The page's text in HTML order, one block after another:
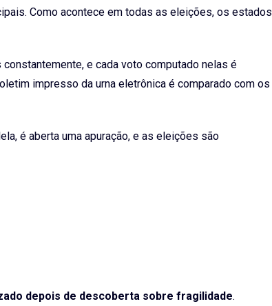
Como acontece em todas as eleições, os estados
e cada voto computado nelas é
impresso da urna eletrônica é comparado com os
é aberta uma apuração, e as eleições são
depois de descoberta sobre fragilidade.